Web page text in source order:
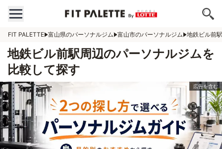
FIT PALETTE 富山県のパーソナルジム 富山市のパーソナルジム 地鉄ビル前
地鉄ビル前駅周辺のパーソナルジムを
比較して探す